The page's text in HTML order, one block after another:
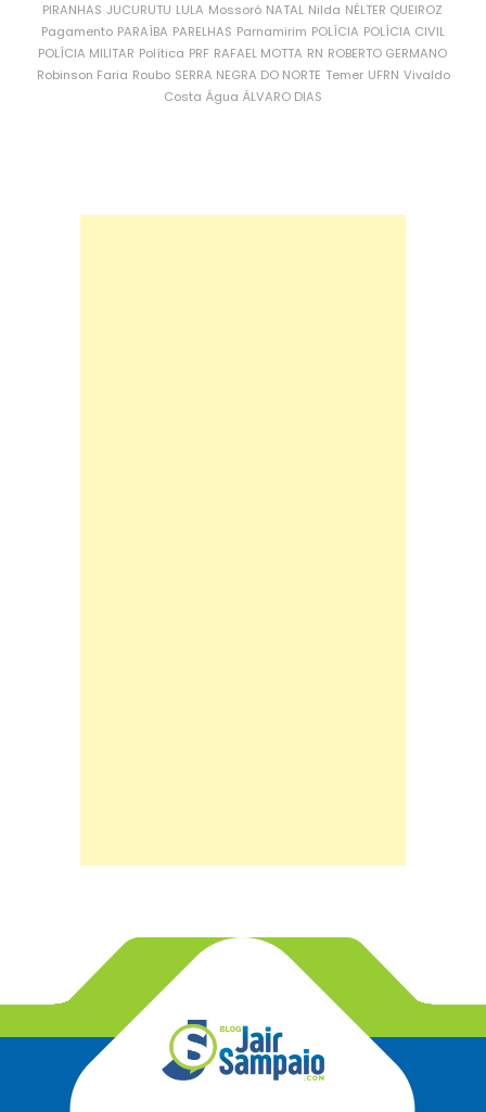
PIRANHAS JUCURUTU LULA Mossoró NATAL Nilda NÉLTER QUEIROZ
Pagamento PARAÍBA PARELHAS Parnamirim POLÍCIA POLÍCIA CIVIL
POLÍCIA MILITAR Política PRF RAFAEL MOTTA RN ROBERTO GERMANO
Robinson Faria Roubo SERRA NEGRA DO NORTE Temer UFRN Vivaldo
Costa Água ÁLVARO DIAS